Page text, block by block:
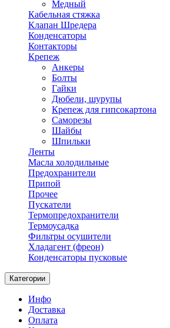
Медный
Кабельная стяжка
Клапан Шредера
Конденсаторы
Контакторы
Крепеж
Анкеры
Болты
Гайки
Дюбели, шурупы
Крепеж для гипсокартона
Саморезы
Шайбы
Шпильки
Ленты
Масла холодильные
Предохранители
Припой
Прочее
Пускатели
Термопредохранители
Термоусадка
Фильтры осушители
Хладагент (фреон)
Конденсаторы пусковые
Категории
Инфо
Доставка
Оплата